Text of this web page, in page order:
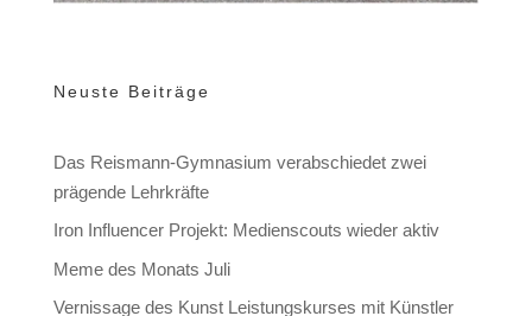
Neuste Beiträge
Das Reismann-Gymnasium verabschiedet zwei
prägende Lehrkräfte
Iron Influencer Projekt: Medienscouts wieder aktiv
Meme des Monats Juli
Vernissage des Kunst Leistungskurses mit Künstler